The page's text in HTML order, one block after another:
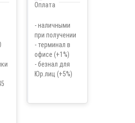
- наличными
при получении
- терминал в
офисе (+1%)
- безнал для
Юр.лиц (+5%)